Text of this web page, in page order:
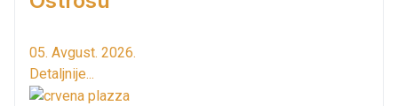
05. Avgust. 2026.
Detaljnije...